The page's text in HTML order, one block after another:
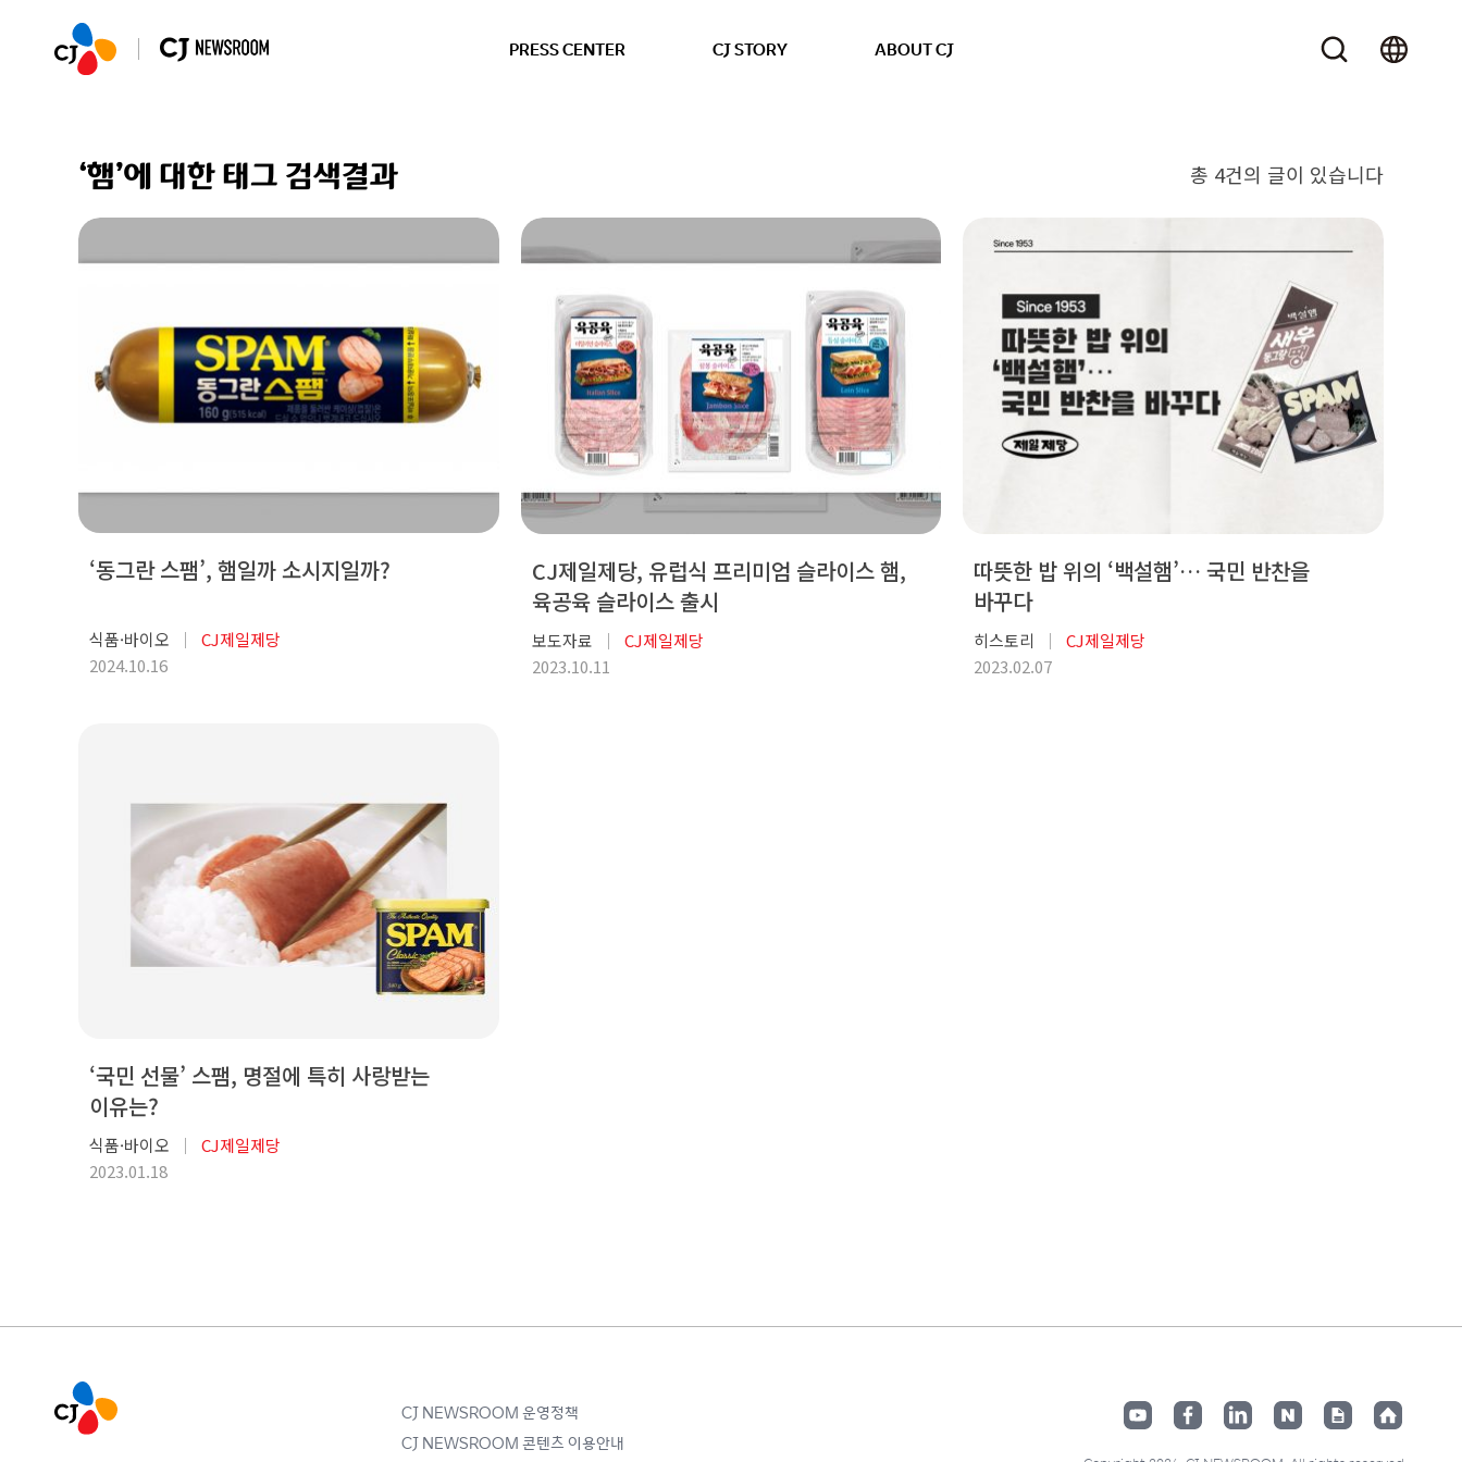
PRESS CENTER CJ STORY ABOUT CJ
‘햄’에 대한 태그 검색결과 총 4건의 글이 있습니다
‘동그란 스팸’, 햄일까 소시지일까?
식품·바이오
CJ제일제당
2024.10.16
CJ제일제당, 유럽식 프리미엄 슬라이스 햄,
육공육 슬라이스 출시
보도자료
CJ제일제당
2023.10.11
따뜻한 밥 위의 ‘백설햄’… 국민 반찬을
바꾸다
히스토리
CJ제일제당
2023.02.07
‘국민 선물’ 스팸, 명절에 특히 사랑받는
이유는?
식품·바이오
CJ제일제당
2023.01.18
CJ NEWSROOM 운영정책
CJ NEWSROOM 콘텐츠 이용안내